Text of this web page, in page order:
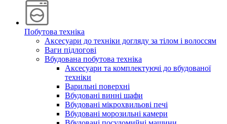
Побутова техніка
Аксесуари до техніки догляду за тілом і волоссям
Ваги підлогові
Вбудована побутова техніка
Аксесуари та комплектуючі до вбудованої
техніки
Варильні поверхні
Вбудовані винні шафи
Вбудовані мікрохвильові печі
Вбудовані морозильні камери